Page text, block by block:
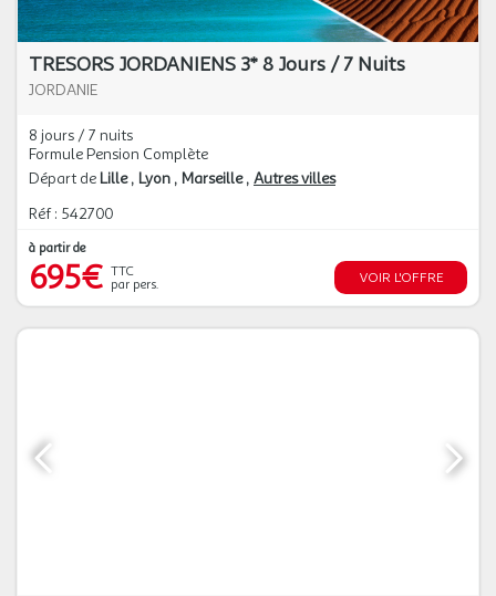
TRESORS JORDANIENS 3* 8 Jours / 7 Nuits
JORDANIE
8 jours / 7 nuits
Formule Pension Complète
Départ de Lille Lyon Marseille Autres villes
Réf : 542700
à partir de
695€ TTC
par pers.
VOIR L'OFFRE